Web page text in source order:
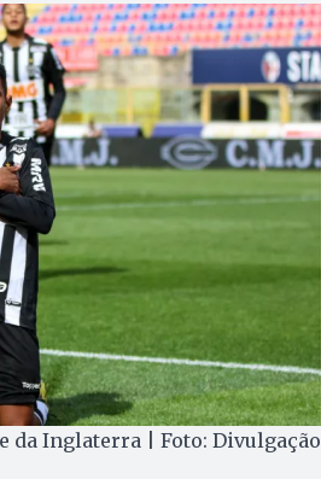
da Inglaterra | Foto: Divulgação